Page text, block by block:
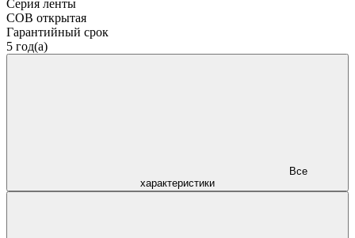
Серия ленты
COB открытая
Гарантийный срок
5 год(а)
характеристики